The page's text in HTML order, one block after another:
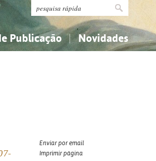
Publicação Novidades
Enviar por email
Imprimir página